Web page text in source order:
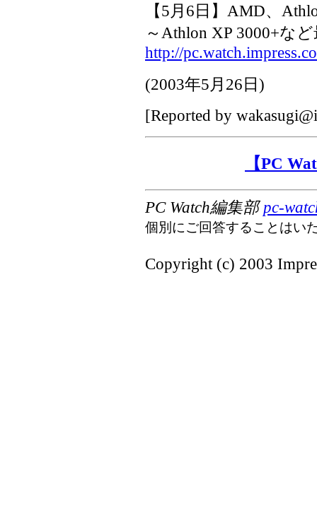
【5月6日】AMD、
～Athlon XP 3000+な
http://
(2003年5月26日 )
[Reported by
【PC
PC Watch編集部pc-
個別にご回答することはい
Copyright (c) 2003